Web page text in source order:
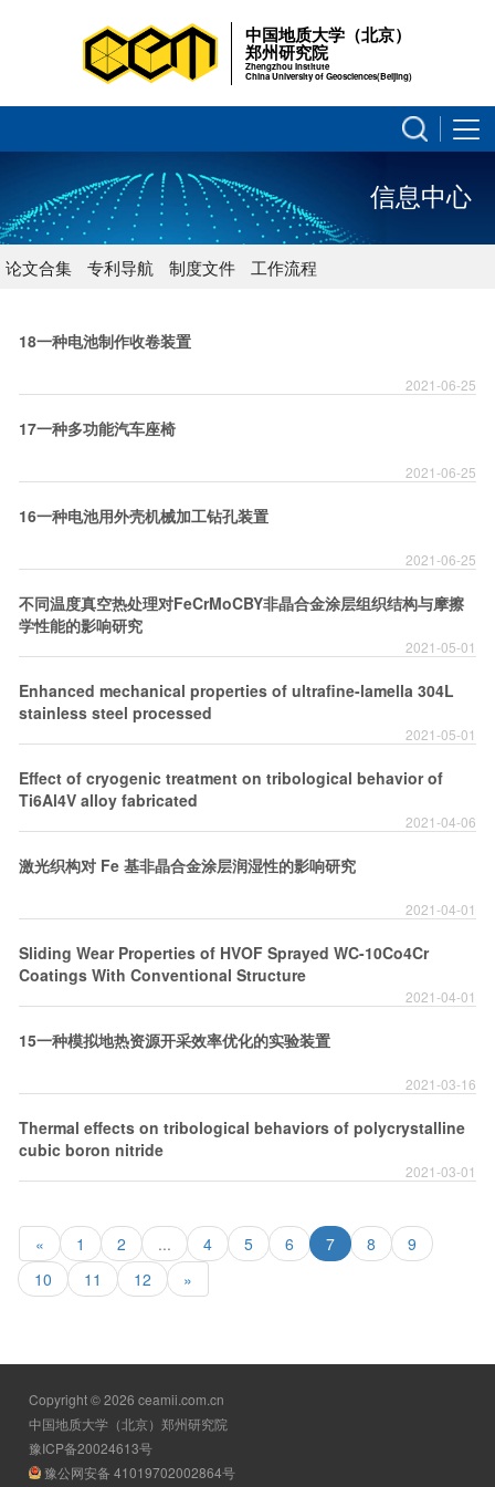
中国地质大学（北京）
郑州研究院
Zhengzhou Institute
China University of Geosciences(Beijing)
信息中心
论文合集 专利导航 制度文件 工作流程
18一种电池制作收卷装置
2021-06-25
17一种多功能汽车座椅
2021-06-25
16一种电池用外壳机械加工钻孔装置
2021-06-25
不同温度真空热处理对FeCrMoCBY非晶合金涂层组织结构与摩擦
学性能的影响研究
2021-05-01
Enhanced mechanical properties of ultrafine-lamella 304L
stainless steel processed
2021-05-01
Effect of cryogenic treatment on tribological behavior of
Ti6Al4V alloy fabricated
2021-04-06
激光织构对 Fe 基非晶合金涂层润湿性的影响研究
2021-04-01
Sliding Wear Properties of HVOF Sprayed WC-10Co4Cr
Coatings With Conventional Structure
2021-04-01
15一种模拟地热资源开采效率优化的实验装置
2021-03-16
Thermal effects on tribological behaviors of polycrystalline
cubic boron nitride
2021-03-01
« 1 2 ... 4 5 6 7 8
9
10
11 12 »
Copyright © 2026 ceamii.com.cn
中国地质大学（北京）郑州研究院
豫ICP备20024613号
豫公网安备 41019702002864号